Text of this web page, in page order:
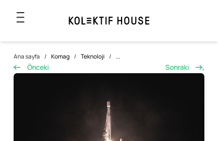
Ana sayfa / Komag / Teknoloji / ...
Önceki Sonraki ,